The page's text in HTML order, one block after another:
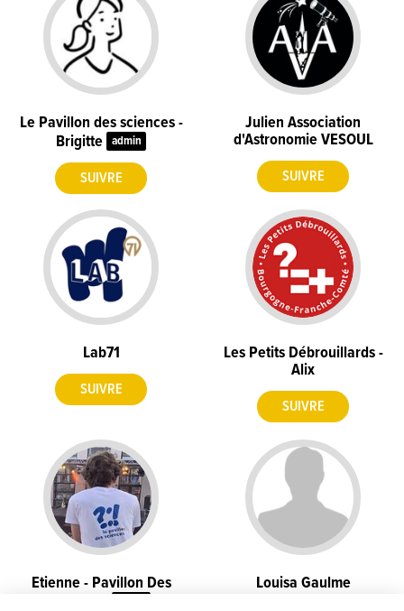
Le Pavillon des sciences -
Brigitte admin
Julien Association
d'Astronomie VESOUL
Lab71
Les Petits Débrouillards -
Alix
Etienne - Pavillon Des
Louisa Gaulme